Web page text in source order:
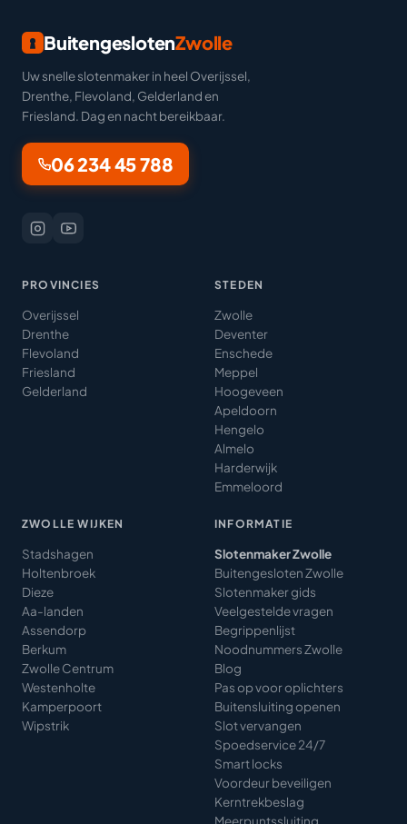
BuitengeslotenZwolle
Uw snelle slotenmaker in heel Overijssel,
Drenthe, Flevoland, Gelderland en
Friesland. Dag en nacht bereikbaar.
06 234 45 788
PROVINCIES
Overijssel
Drenthe
Flevoland
Friesland
Gelderland
STEDEN
Zwolle
Deventer
Enschede
Meppel
Hoogeveen
Apeldoorn
Hengelo
Almelo
Harderwijk
Emmeloord
ZWOLLE WIJKEN
Stadshagen
Holtenbroek
Dieze
Aa-landen
Assendorp
Berkum
Zwolle Centrum
Westenholte
Kamperpoort
Wipstrik
INFORMATIE
Slotenmaker Zwolle
Buitengesloten Zwolle
Slotenmaker gids
Veelgestelde vragen
Begrippenlijst
Noodnummers Zwolle
Blog
Pas op voor oplichters
Buitensluiting openen
Slot vervangen
Spoedservice 24/7
Smart locks
Voordeur beveiligen
Kerntrekbeslag
Meerpuntssluiting